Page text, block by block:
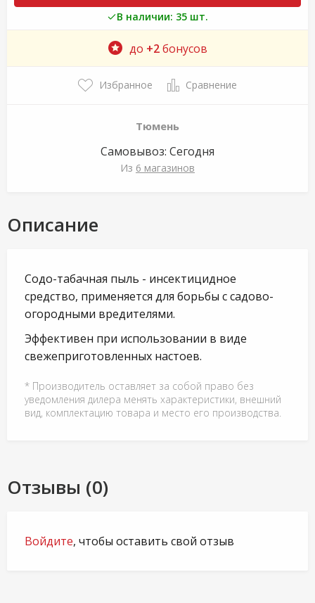
В наличии: 35 шт.
до +2бонусов
Избранное Сравнение
Тюмень
Самовывоз: Сегодня
Из 6 магазинов
Описание
Содо-табачная пыль - инсектицидное
средство, применяется для борьбы с садово-
огородными вредителями.
Эффективен при использовании в виде
свежеприготовленных настоев.
* Производитель оставляет за собой право без
уведомления дилера менять характеристики, внешний
вид, комплектацию товара и место его производства.
Отзывы (0)
Войдите, чтобы оставить свой отзыв